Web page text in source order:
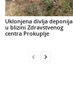
Uklonjena divlja deponija
u blizini Zdravstvenog
centra Prokuplje